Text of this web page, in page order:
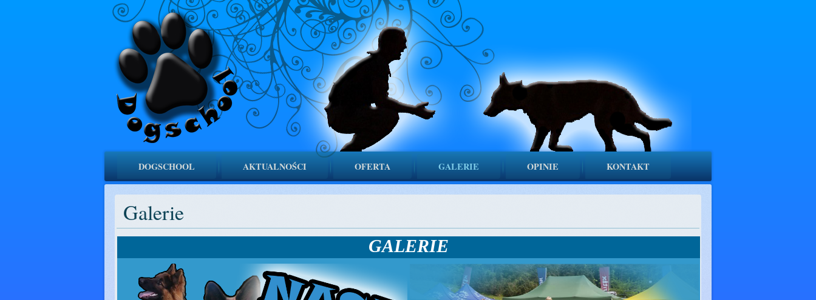
DOGSCHOOL AKTUALNOŚCI OFERTA GALERIE OPINIE KONTAKT
Galerie
GALERIE